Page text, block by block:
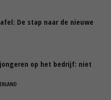
De stap naar de nieuwe
op het bedrijf: niet